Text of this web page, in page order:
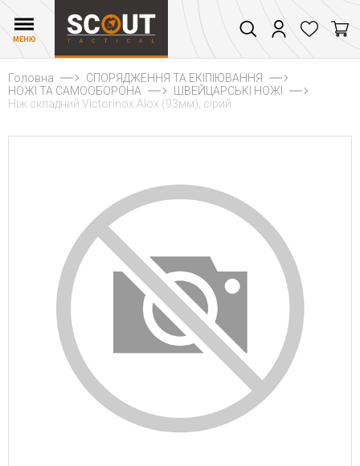
МЕНЮ
Головна
СПОРЯДЖЕННЯ ТА ЕКІПІЮВАННЯ
НОЖІ ТА САМООБОРОНА
ШВЕЙЦАРСЬКІ НОЖІ
Ніж складний Victorinox Alox (93мм), сірий